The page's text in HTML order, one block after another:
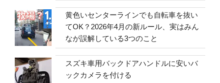
黄色いセンターラインでも自転車を抜い
てOK？2026年4月の新ルール、実はみん
なが誤解している3つのこと
スズキ車用バックドアハンドルに安いバ
ックカメラを付ける